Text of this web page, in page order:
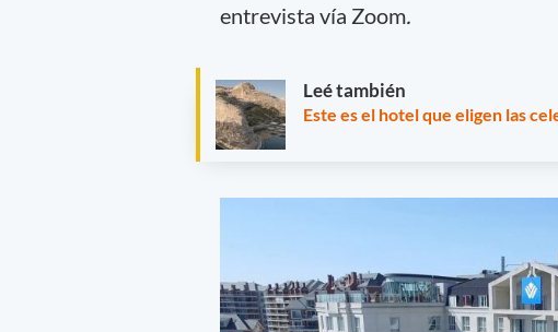
entrevista vía Zoom.
Leé también
Este es el hotel que eligen las